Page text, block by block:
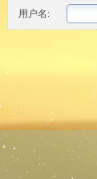
用户名: